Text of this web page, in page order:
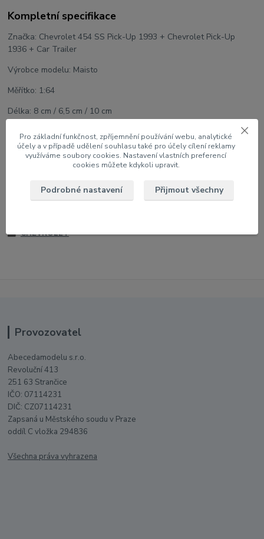
Kompletní specifikace
Značka: Chevrolet 454 SS Pick-Up 1993 + Chevrolet Pick-Up
1936 + Car Trailer
Výrobce modelu: Maisto
Měřítko: 1:64
Délka: 8 cm / 6,5 cm / 10 cm
Team Haulers
NOVINKY
CHEVROLET
Provozovatel
Abecedamodelu s.r.o.
Revoluční 413
251 63 Strančice
IČO: 07114231
DIČ: CZ07114231
Zapsaná u Městského soudu v Praze
oddíl C vložka 294836
Všechna práva vyhrazena
Pro základní funkčnost, zpříjemnění používání webu, analytické
účely a v případě udělení souhlasu také pro účely cílení reklamy
využíváme soubory cookies. Nastavení vlastních preferencí
cookies můžete kdykoli upravit.
Podrobné nastavení Přijmout všechny